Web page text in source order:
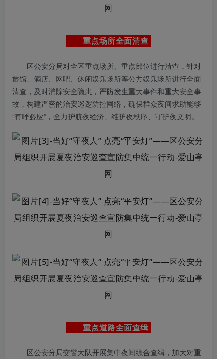
重点场所全面清查
区公安分局对全区重点场所、重点部位进行清查，针对
旅馆、酒店、网吧、休闲娱乐场所等公共娱乐场所进行全面
清查，及时消除安全隐患，严防发生重大事件和重大安全事
故，构建严密的治安巡逻防控网络，确保群众夜间求助能够
“有呼必应”，全力护航夜经济、维护夜秩序、守护夜文明。
重点道路全面查缉
区公安分局交警大队开展集中夜间综合查缉，加大对重